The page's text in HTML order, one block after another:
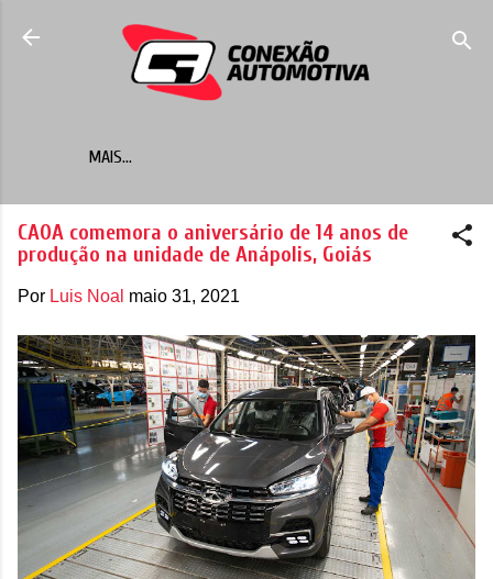
Pular para o conteúdo principal
MAIS…
CAOA comemora o aniversário de 14 anos de
produção na unidade de Anápolis, Goiás
Por Luis Noal maio 31, 2021